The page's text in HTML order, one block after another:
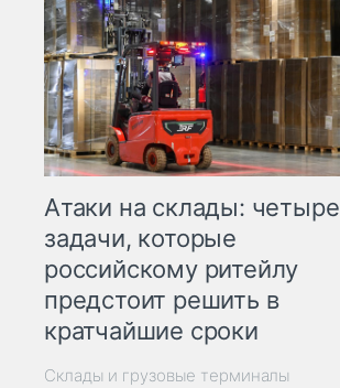
Атаки на склады: четыре
задачи, которые
российскому ритейлу
предстоит решить в
кратчайшие сроки
Склады и грузовые терминалы